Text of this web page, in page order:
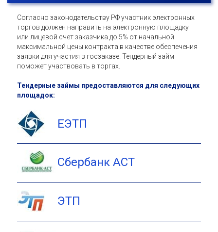
Согласно законодательству РФ участник электронных
торгов должен направить на электронную площадку
или лицевой счет заказчика до 5% от начальной
максимальной цены контракта в качестве обеспечения
заявки для участия в госзаказе. Тендерный займ
поможет участвовать в торгах.
Тендерные займы предоставляются для следующих
площадок:
ЕЭТП
Сбербанк АСТ
ЭТП